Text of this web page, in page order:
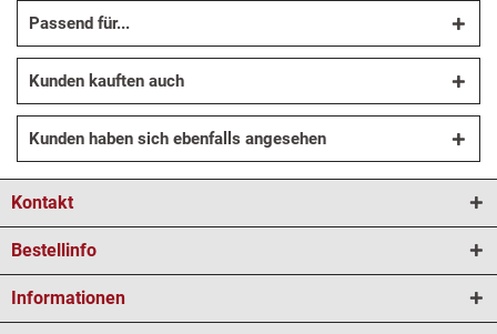
Passend für...
Kunden kauften auch
Kunden haben sich ebenfalls angesehen
Kontakt
Bestellinfo
Informationen